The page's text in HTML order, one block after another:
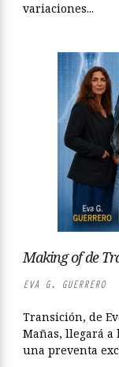
variaciones...
Making of de
EVA G. GUERRERO
Transición, de
Mañas, llegará
una preventa